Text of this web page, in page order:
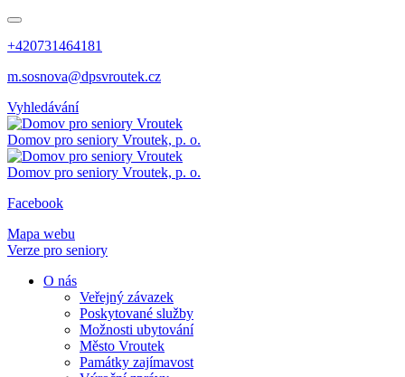
+420731464181
m.sosnova@dpsvroutek.cz
Vyhledávání
Domov pro seniory Vroutek, p. o.
Domov pro seniory Vroutek, p. o.
Facebook
Mapa webu
Verze pro seniory
O nás
Veřejný závazek
Poskytované služby
Možnosti ubytování
Město Vroutek
Památky zajímavost